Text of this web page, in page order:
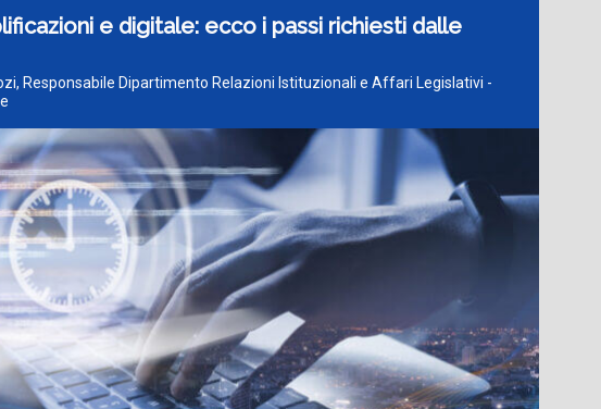
e digitale: ecco i passi richiesti dalle
Responsabile Dipartimento Relazioni Istituzionali e Affari Legislativi -